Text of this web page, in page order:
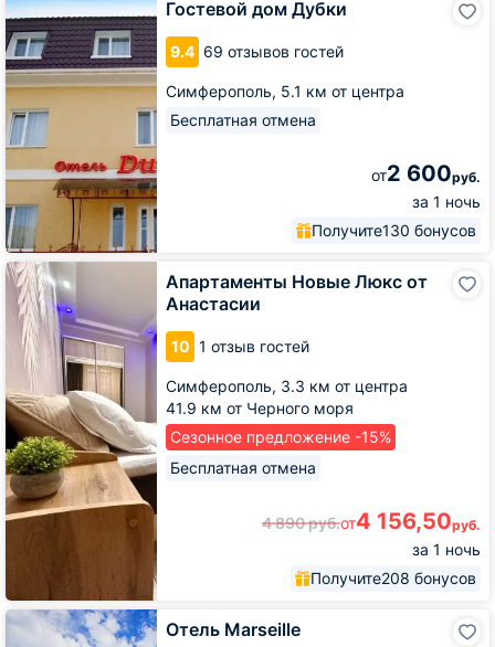
Гостевой дом Дубки
9.4 69 отзывов гостей
Симферополь, 5.1 км от центра
Бесплатная отмена
от2 600руб.
за 1 ночь
Получите130 бонусов
дом
Дубки
Апартаменты Новые Люкс от
Анастасии
10 1 отзыв гостей
Симферополь, 3.3 км от центра
41.9 км от Черного моря
Сезонное предложение -15%
Бесплатная отмена
4 890руб.от4 156,50руб.
за 1 ночь
Получите208 бонусов
Апартаменты
Новые
Люкс
Анастасии
Отель Marseille
Отель
Marseille